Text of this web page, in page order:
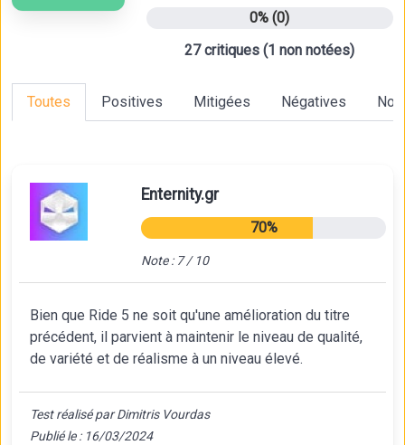
0% (0)
27 critiques (1 non notées)
Toutes Positives Mitigées Négatives
Enternity.gr
70%
Note : 7 / 10
Bien que Ride 5 ne soit qu'une amélioration du titre
précédent, il parvient à maintenir le niveau de qualité,
de variété et de réalisme à un niveau élevé.
Test réalisé par Dimitris Vourdas
Publié le : 16/03/2024